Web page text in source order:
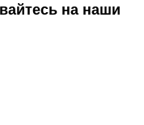
на наши